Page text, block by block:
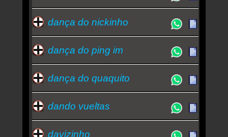
dança do nickinho
dança do ping im
dança do quaquito
dando vueltas
davizinho